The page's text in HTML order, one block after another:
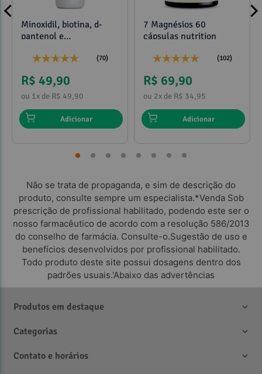
Minoxidil, biotina, d-
pantenol e
(70)
R$ 49,90
ou 1x de R$ 49,90
Adicionar
7 Magnésios 60
cápsulas nutrition
(102)
R$ 69,90
ou 2x de R$ 34,95
Adicionar
Não se trata de propaganda, e sim de descrição do
produto, consulte sempre um especialista.*Venda Sob
prescrição de profissional habilitado, podendo este ser o
nosso farmacêutico de acordo com a resolução 586/2013
do conselho de farmácia. Consulte-o.Sugestão de uso e
benefícios desenvolvidos por profissional habilitado.
Todo produto deste site possui dosagens dentro dos
padrões usuais.'Abaixo das advertências
Produtos em destaque
Categorias
Contato e horários